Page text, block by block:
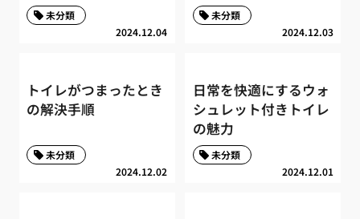
2024.12.04
未分類
2024.12.03
未分類
トイレがつまったとき
の解決手順
2024.12.02
未分類
日常を快適にするウォ
シュレット付きトイレ
の魅力
2024.12.01
未分類